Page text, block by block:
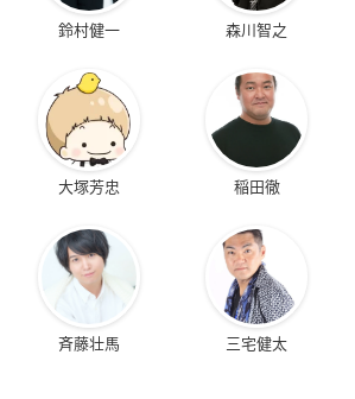
鈴村健一 森川智之
大塚芳忠 稲田徹
斉藤壮馬 三宅健太